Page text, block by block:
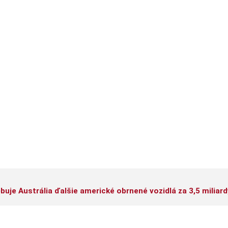
Austrália ďalšie americké obrnené vozidlá za 3,5